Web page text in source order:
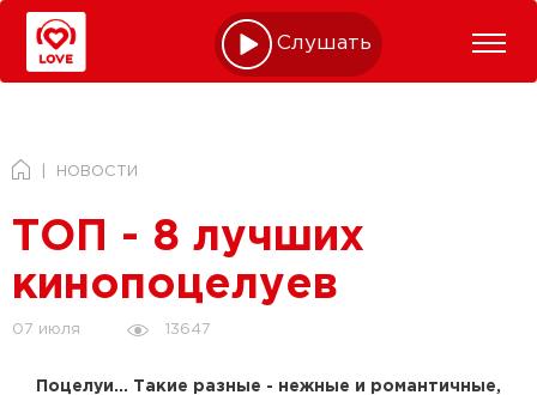
Слушать online
НОВОСТИ
ТОП - 8 лучших
кинопоцелуев
07 июля 13647
Поцелуи... Такие разные - нежные и романтичные,